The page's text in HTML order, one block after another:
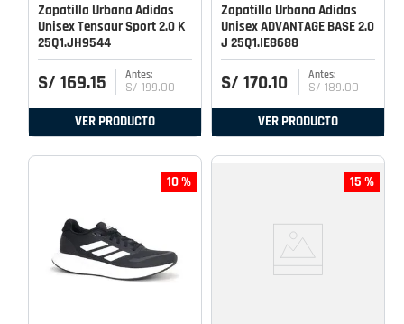
Zapatilla Urbana Adidas
Unisex Tensaur Sport 2.0 K
25Q1.JH9544
S/ 169.15 S/ 199.00
VER PRODUCTO
Zapatilla Urbana Adidas
Unisex ADVANTAGE BASE 2.0
J 25Q1.IE8688
S/ 170.10 S/ 189.00
VER PRODUCTO
10 % 15 %